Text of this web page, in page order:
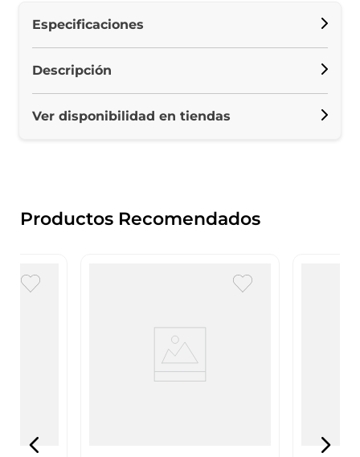
Especificaciones
Descripción
Ver disponibilidad en tiendas
Productos Recomendados